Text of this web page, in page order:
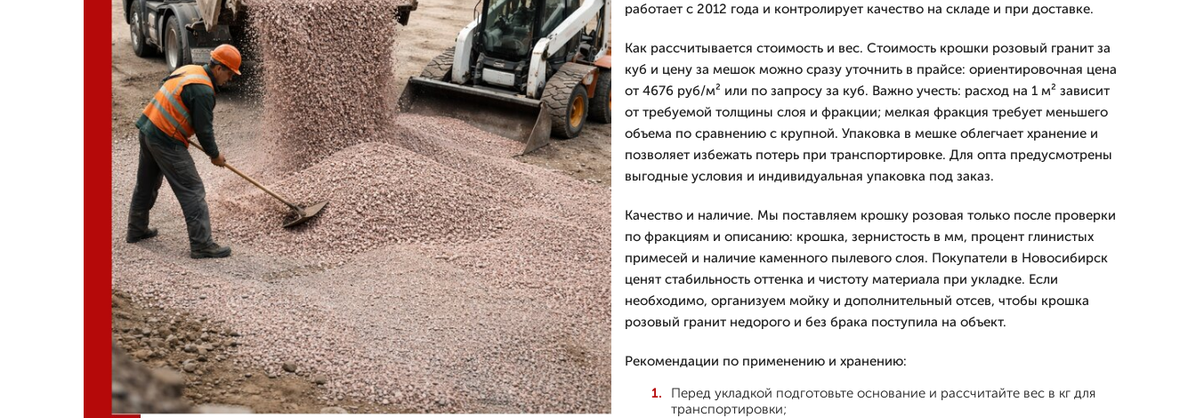
работает с 2012 года и контролирует качество на складе и при доставке.
Как рассчитывается стоимость и вес. Стоимость крошки розовый гранит за
куб и цену за мешок можно сразу уточнить в прайсе: ориентировочная цена
от 4676 руб/м² или по запросу за куб. Важно учесть: расход на 1 м² зависит
от требуемой толщины слоя и фракции; мелкая фракция требует меньшего
объема по сравнению с крупной. Упаковка в мешке облегчает хранение и
позволяет избежать потерь при транспортировке. Для опта предусмотрены
выгодные условия и индивидуальная упаковка под заказ.
Качество и наличие. Мы поставляем крошку розовая только после проверки
по фракциям и описанию: крошка, зернистость в мм, процент глинистых
примесей и наличие каменного пылевого слоя. Покупатели в Новосибирск
ценят стабильность оттенка и чистоту материала при укладке. Если
необходимо, организуем мойку и дополнительный отсев, чтобы крошка
розовый гранит недорого и без брака поступила на объект.
Рекомендации по применению и хранению:
Перед укладкой подготовьте основание и рассчитайте вес в кг для
транспортировки;